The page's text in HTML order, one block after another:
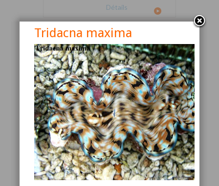
Détails
Canthigaster valentini
Détails
Tridacna maxima